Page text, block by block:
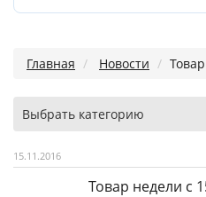
Главная Новости
Выбрать категорию
15.11.2016
Товар недели с